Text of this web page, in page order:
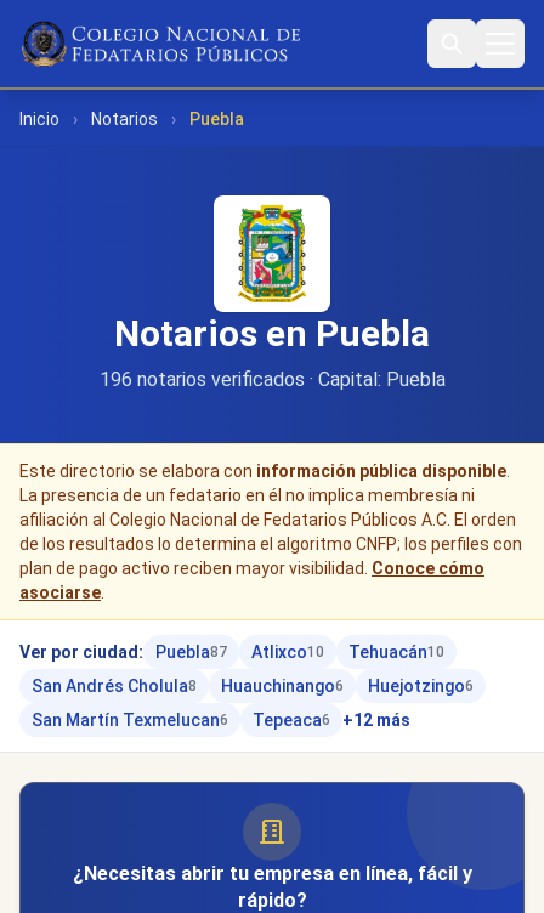
Inicio › Notarios › Puebla
Notarios en Puebla
196 notarios verificados · Capital: Puebla
Este directorio se elabora con información pública disponible
La presencia de un fedatario en él no implica membresía ni
afiliación al Colegio Nacional de Fedatarios Públicos A.C. El orden
de los resultados lo determina el algoritmo CNFP; los perfiles con
plan de pago activo reciben mayor visibilidad. Conoce cómo
asociarse
Ver por ciudad: Puebla87 Atlixco10 Tehuacán10
San Andrés Cholula8 Huauchinango6 Huejotzingo6
San Martín Texmelucan6 Tepeaca6 +12 más
¿Necesitas abrir tu empresa en línea, fácil y
rápido?